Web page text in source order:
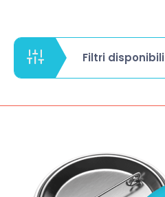
Filtri disponibili